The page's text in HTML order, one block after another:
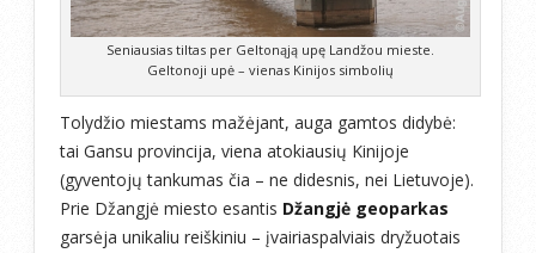
Seniausias tiltas per Geltonąją upę Landžou mieste.
Geltonoji upė – vienas Kinijos simbolių
Tolydžio miestams mažėjant, auga gamtos didybė:
tai Gansu provincija, viena atokiausių Kinijoje
(gyventojų tankumas čia – ne didesnis, nei Lietuvoje).
Prie Džangjė miesto esantis Džangjė geoparkas
garsėja unikaliu reiškiniu – įvairiaspalviais dryžuotais